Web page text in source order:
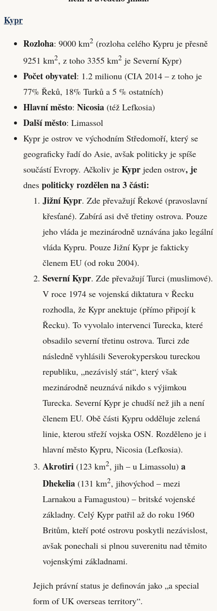
Kypr
Rozloha: 9000 km2 (rozloha celého Kypru je přesně
9251 km2, z toho 3355 km2 je Severní Kypr)
Počet obyvatel: 1.2 milionu (CIA 2014 – z toho je
77% Řeků, 18% Turků a 5 % ostatních)
Hlavní město: Nicosia (též Lefkosia)
Další město: Limassol
Kypr je ostrov ve východním Středomoří, který se
geograficky řadí do Asie, avšak politicky je spíše
součástí Evropy. Ačkoliv je Kypr jeden ostrov, je
dnes politicky rozdělen na 3 části:
Jižní Kypr. Zde převažují Řekové (pravoslavní
křesťané). Zabírá asi dvě třetiny ostrova. Pouze
jeho vláda je mezinárodně uznávána jako legální
vláda Kypru. Pouze Jižní Kypr je fakticky
členem EU (od roku 2004).
Severní Kypr. Zde převažují Turci (muslimové).
V roce 1974 se vojenská diktatura v Řecku
rozhodla, že Kypr anektuje (přímo připojí k
Řecku). To vyvolalo intervenci Turecka, které
obsadilo severní třetinu ostrova. Turci zde
následně vyhlásili Severokyperskou tureckou
republiku, „nezávislý stát“, který však
mezinárodně neuznává nikdo s výjimkou
Turecka. Severní Kypr je chudší než jih a není
členem EU. Obě části Kypru odděluje zelená
linie, kterou střeží vojska OSN. Rozděleno je i
hlavní město Kypru, Nicosia (Lefkosia).
Akrotiri (123 km2, jih – u Limassolu) a
Dhekelia (131 km2, jihovýchod – mezi
Larnakou a Famagustou) – britské vojenské
základny. Celý Kypr patřil až do roku 1960
Britům, kteří poté ostrovu poskytli nezávislost,
avšak ponechali si plnou suverenitu nad těmito
vojenskými základnami.
Jejich právní status je definován jako „a special
form of UK overseas territory“.